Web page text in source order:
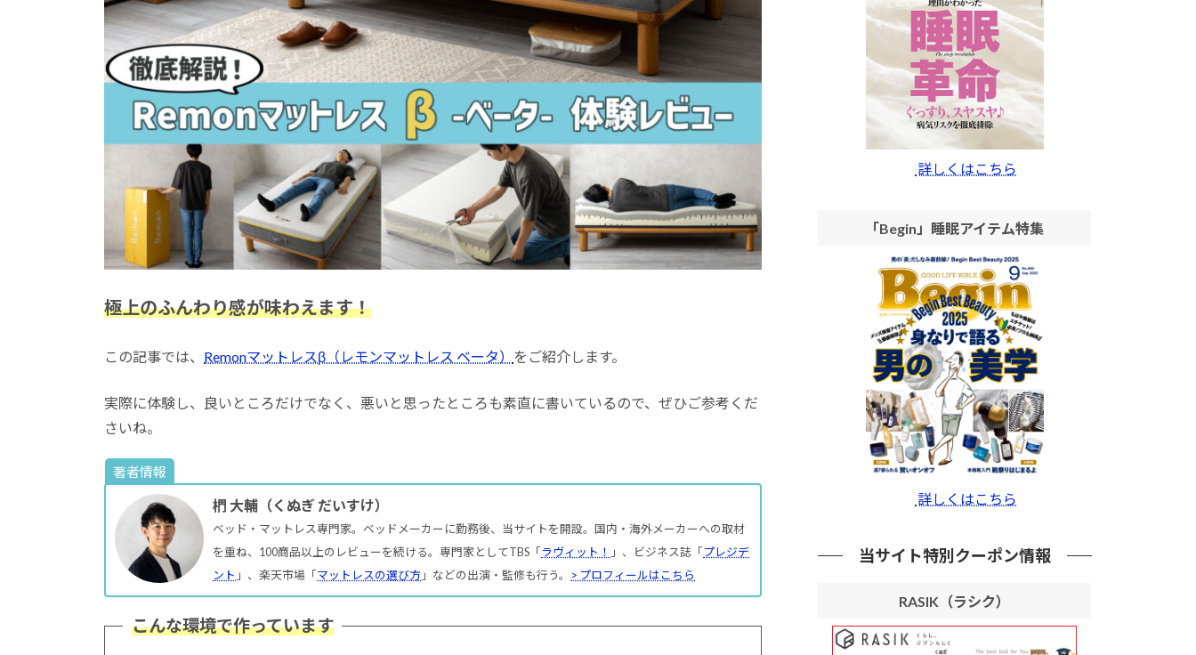
極上のふんわり感が味わえます！
この記事では、 Remonマットレスβ（レモンマットレス ベータ） をご紹介します。
実際に体験し、良いところだけでなく、悪いと思ったところも素直に書いているので、ぜひご参考くだ
さいね。
著者情報
椚 大輔（くぬぎ だいすけ）
ベッド・マットレス専門家。ベッドメーカーに勤務後、当サイトを開設。国内・海外メーカーへの取材
を重ね、100商品以上のレビューを続ける。専門家としてTBS「ラヴィット！ 」、ビジネス誌「プレジデ
ント 」、楽天市場「マットレスの選び方 」などの出演・監修も行う。 > プロフィールはこちら
こんな環境で作っています
詳しくはこちら
「Begin」睡眠アイテム特集
詳しくはこちら
当サイト特別クーポン情報
RASIK（ラシク）